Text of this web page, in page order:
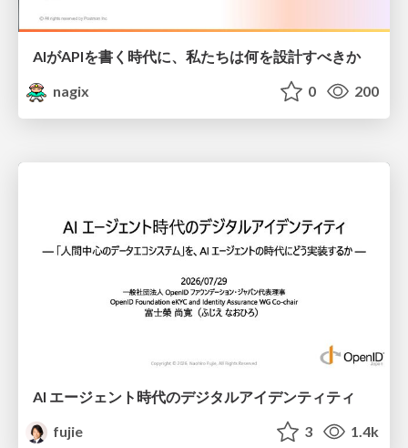
AIがAPIを書く時代に、私たちは何を設計すべきか
nagix
0 200
AI エージェント時代のデジタルアイデンティティ
fujie
3 1.4k